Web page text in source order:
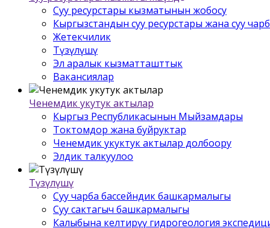
Суу ресурстары кызматынын жобосу
Кыргызстандын суу ресурстары жана суу
Жетекчилик
Түзүлүшү
Эл аралык кызматташттык
Вакансиялар
Ченемдик укутук актылар
Кыргыз Республикасынын Мыйзамдары
Токтомдор жана буйруктар
Ченемдик укуктук актылар долбоору
Элдик талкуулоо
Түзүлүшү
Суу чарба бассейндик башкармалыгы
Суу сактагыч башкармалыгы
Калыбына келтирүү гидрогеология